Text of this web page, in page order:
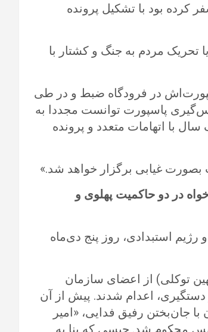
کرده بود با تشکیل پرونده
تحریک مردم به جنگ و کشتار با
در فرودگاه ضبط و در طی
پاسپورت توانست مجددا به
با اتهامات متعدد و پرونده
در دو حاکمیت پهلوی و‌
رژیم استبدادی، روز پنج دی‌ماه
توکلی) از اعضای سازمان
از مدت کوتاهی از دستگیری، اعدام شدند. پیش از آن
دیگر وی، در روز سوم خرداد ۱۳۵۰ هم‌زمان با جان‌بختن رفیق فدایی، «امیر
حبس محکوم شد. حبسی که بنا به